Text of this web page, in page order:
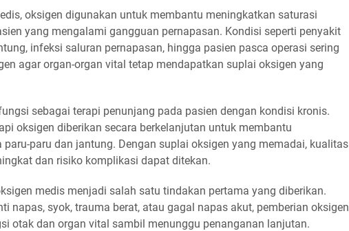
oksigen digunakan untuk membantu meningkatkan saturasi
yang mengalami gangguan pernapasan. Kondisi seperti penyakit
infeksi saluran pernapasan, hingga pasien pasca operasi sering
agar organ-organ vital tetap mendapatkan suplai oksigen yang
sebagai terapi penunjang pada pasien dengan kondisi kronis.
oksigen diberikan secara berkelanjutan untuk membantu
paru-paru dan jantung. Dengan suplai oksigen yang memadai, kualitas
dan risiko komplikasi dapat ditekan.
medis menjadi salah satu tindakan pertama yang diberikan.
napas, syok, trauma berat, atau gagal napas akut, pemberian oksigen
otak dan organ vital sambil menunggu penanganan lanjutan.